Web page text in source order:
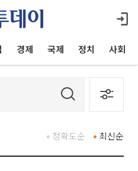
경제 국제 정치 사회
최신순
정확도순